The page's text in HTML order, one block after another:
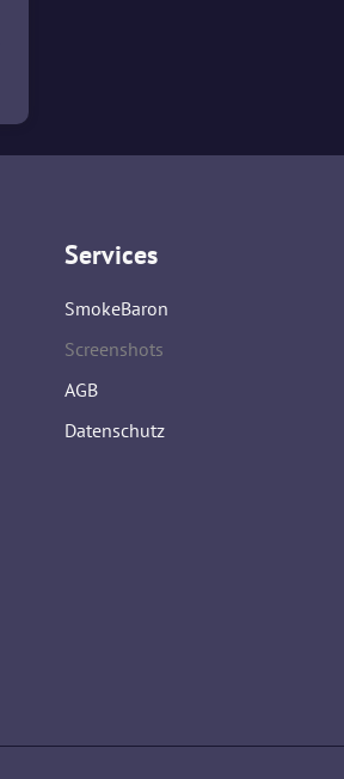
Services
SmokeBaron
Screenshots
AGB
Datenschutz